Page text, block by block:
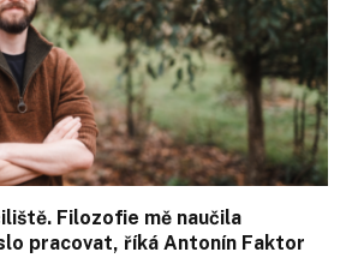
Filozofie mě naučila
pracovat, říká Antonín Faktor